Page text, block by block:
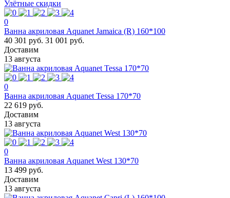
Улётные скидки
0
Ванна акриловая Aquanet Jamaica (R) 160*100
40 301 руб. 31 001 руб.
Доставим
13 августа
0
Ванна акриловая Aquanet Tessa 170*70
22 619 руб.
Доставим
13 августа
0
Ванна акриловая Aquanet West 130*70
13 499 руб.
Доставим
13 августа